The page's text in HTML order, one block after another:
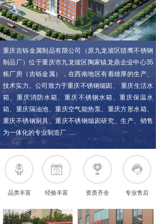
经验丰富 专业售后
品类丰富 资质齐全
重庆吉铄金属制品有限公司（原九龙坡区猎鹰不锈钢
制品厂）位于重庆市九龙坡区陶家镇龙鼎企业中心35
栋厂房（吉铄金属），在西南地区有着雄厚的生产、
技术实力。公司致力于重庆不锈钢烟囱、 重庆生活水
箱、重庆消防水箱、重庆不锈钢水箱、重庆保温水
箱、重庆隔油池、重庆空气能热泵、重庆方形水箱、
重庆不锈钢厨具、重庆不锈钢烟囱研究、生产、销售
为一体化的专业制造厂.....